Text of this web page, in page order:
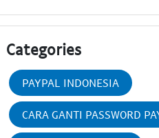
Categories
PAYPAL INDONESIA
CARA GANTI PASSWORD